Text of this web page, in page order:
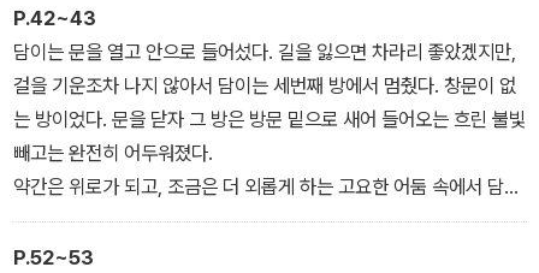
“나를 두고 간다고요? 어떻게요?”
“벽이 스스로 자네의 일부를 가져갈 걸세. 벽을 속이려 든다면 자네는
벽 안에 갇히고 말 거야. 자네에게 더 이상 남기고 갈 것이 없다면 벽
을 넘지도 못하게 되겠지.”
P.42~43
담이는 문을 열고 안으로 들어섰다. 길을 잃으면 차라리 좋았겠지만,
걸을 기운조차 나지 않아서 담이는 세번째 방에서 멈췄다. 창문이 없
는 방이었다. 문을 닫자 그 방은 방문 밑으로 새어 들어오는 흐린 불빛
빼고는 완전히 어두워졌다.
약간은 위로가 되고, 조금은 더 외롭게 하는 고요한 어둠 속에서 담이
는 한참을 서 있었다. 말이 차오르고 끓어올라 넘칠 때까지, 입 밖으로
튀어나올 때까지.
P.52~53